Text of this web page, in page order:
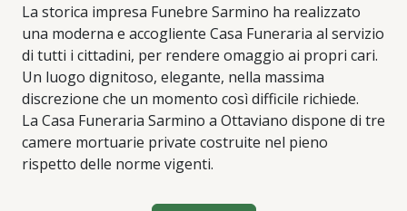
La storica impresa Funebre Sarmino ha realizzato
una moderna e accogliente Casa Funeraria al servizio
di tutti i cittadini, per rendere omaggio ai propri cari.
Un luogo dignitoso, elegante, nella massima
discrezione che un momento così difficile richiede.
La Casa Funeraria Sarmino a Ottaviano dispone di tre
camere mortuarie private costruite nel pieno
rispetto delle norme vigenti.